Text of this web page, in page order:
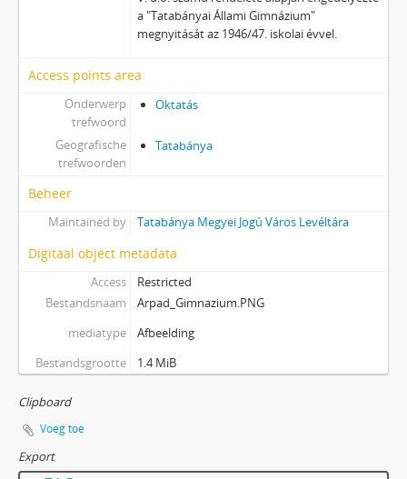
a "Tatabányai Állami Gimnázium"
megnyitását az 1946/47. iskolai évvel.
Access points area
Onderwerp
trefwoord
Oktatás
Geografische
trefwoorden
Tatabánya
Beheer
Maintained by Tatabánya Megyei Jogú Város Levéltára
Digitaal object metadata
Access
Restricted
Bestandsnaam
Arpad_Gimnazium.PNG
mediatype
Afbeelding
Bestandsgrootte
1.4 MiB
Clipboard
Voeg toe
Export